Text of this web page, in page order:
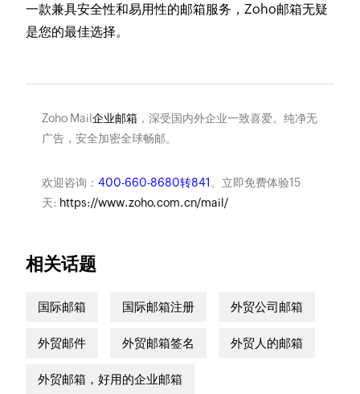
一款兼具安全性和易用性的邮箱服务，Zoho邮箱无疑
是您的最佳选择。
Zoho Mail企业邮箱，深受国内外企业一致喜爱。纯净无
广告，安全加密全球畅邮。
欢迎咨询： 400-660-8680转841 。立即免费体验15
天: https://www.zoho.com.cn/mail/
相关话题
国际邮箱 国际邮箱注册 外贸公司邮箱
外贸邮件 外贸邮箱签名 外贸人的邮箱
外贸邮箱，好用的企业邮箱